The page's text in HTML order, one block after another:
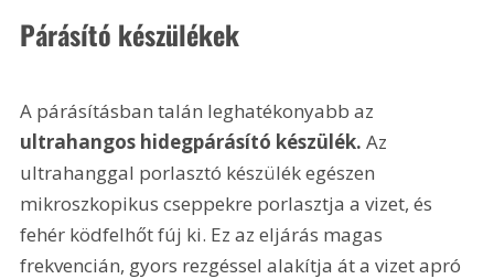
Párásító készülékek
A párásításban talán leghatékonyabb az
ultrahangos hidegpárásító készülék. Az
ultrahanggal porlasztó készülék egészen
mikroszkopikus cseppekre porlasztja a vizet, és
fehér ködfelhőt fúj ki. Ez az eljárás magas
frekvencián, gyors rezgéssel alakítja át a vizet apró